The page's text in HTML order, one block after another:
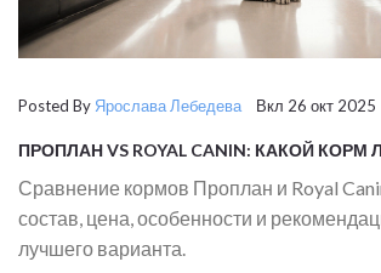
Posted By Ярослава Лебедева Вкл 26 окт
ПРОПЛАН VS ROYAL CANIN: КАКОЙ
Сравнение кормов Проплан и Royal
состав, цена, особенности и
лучшего варианта.